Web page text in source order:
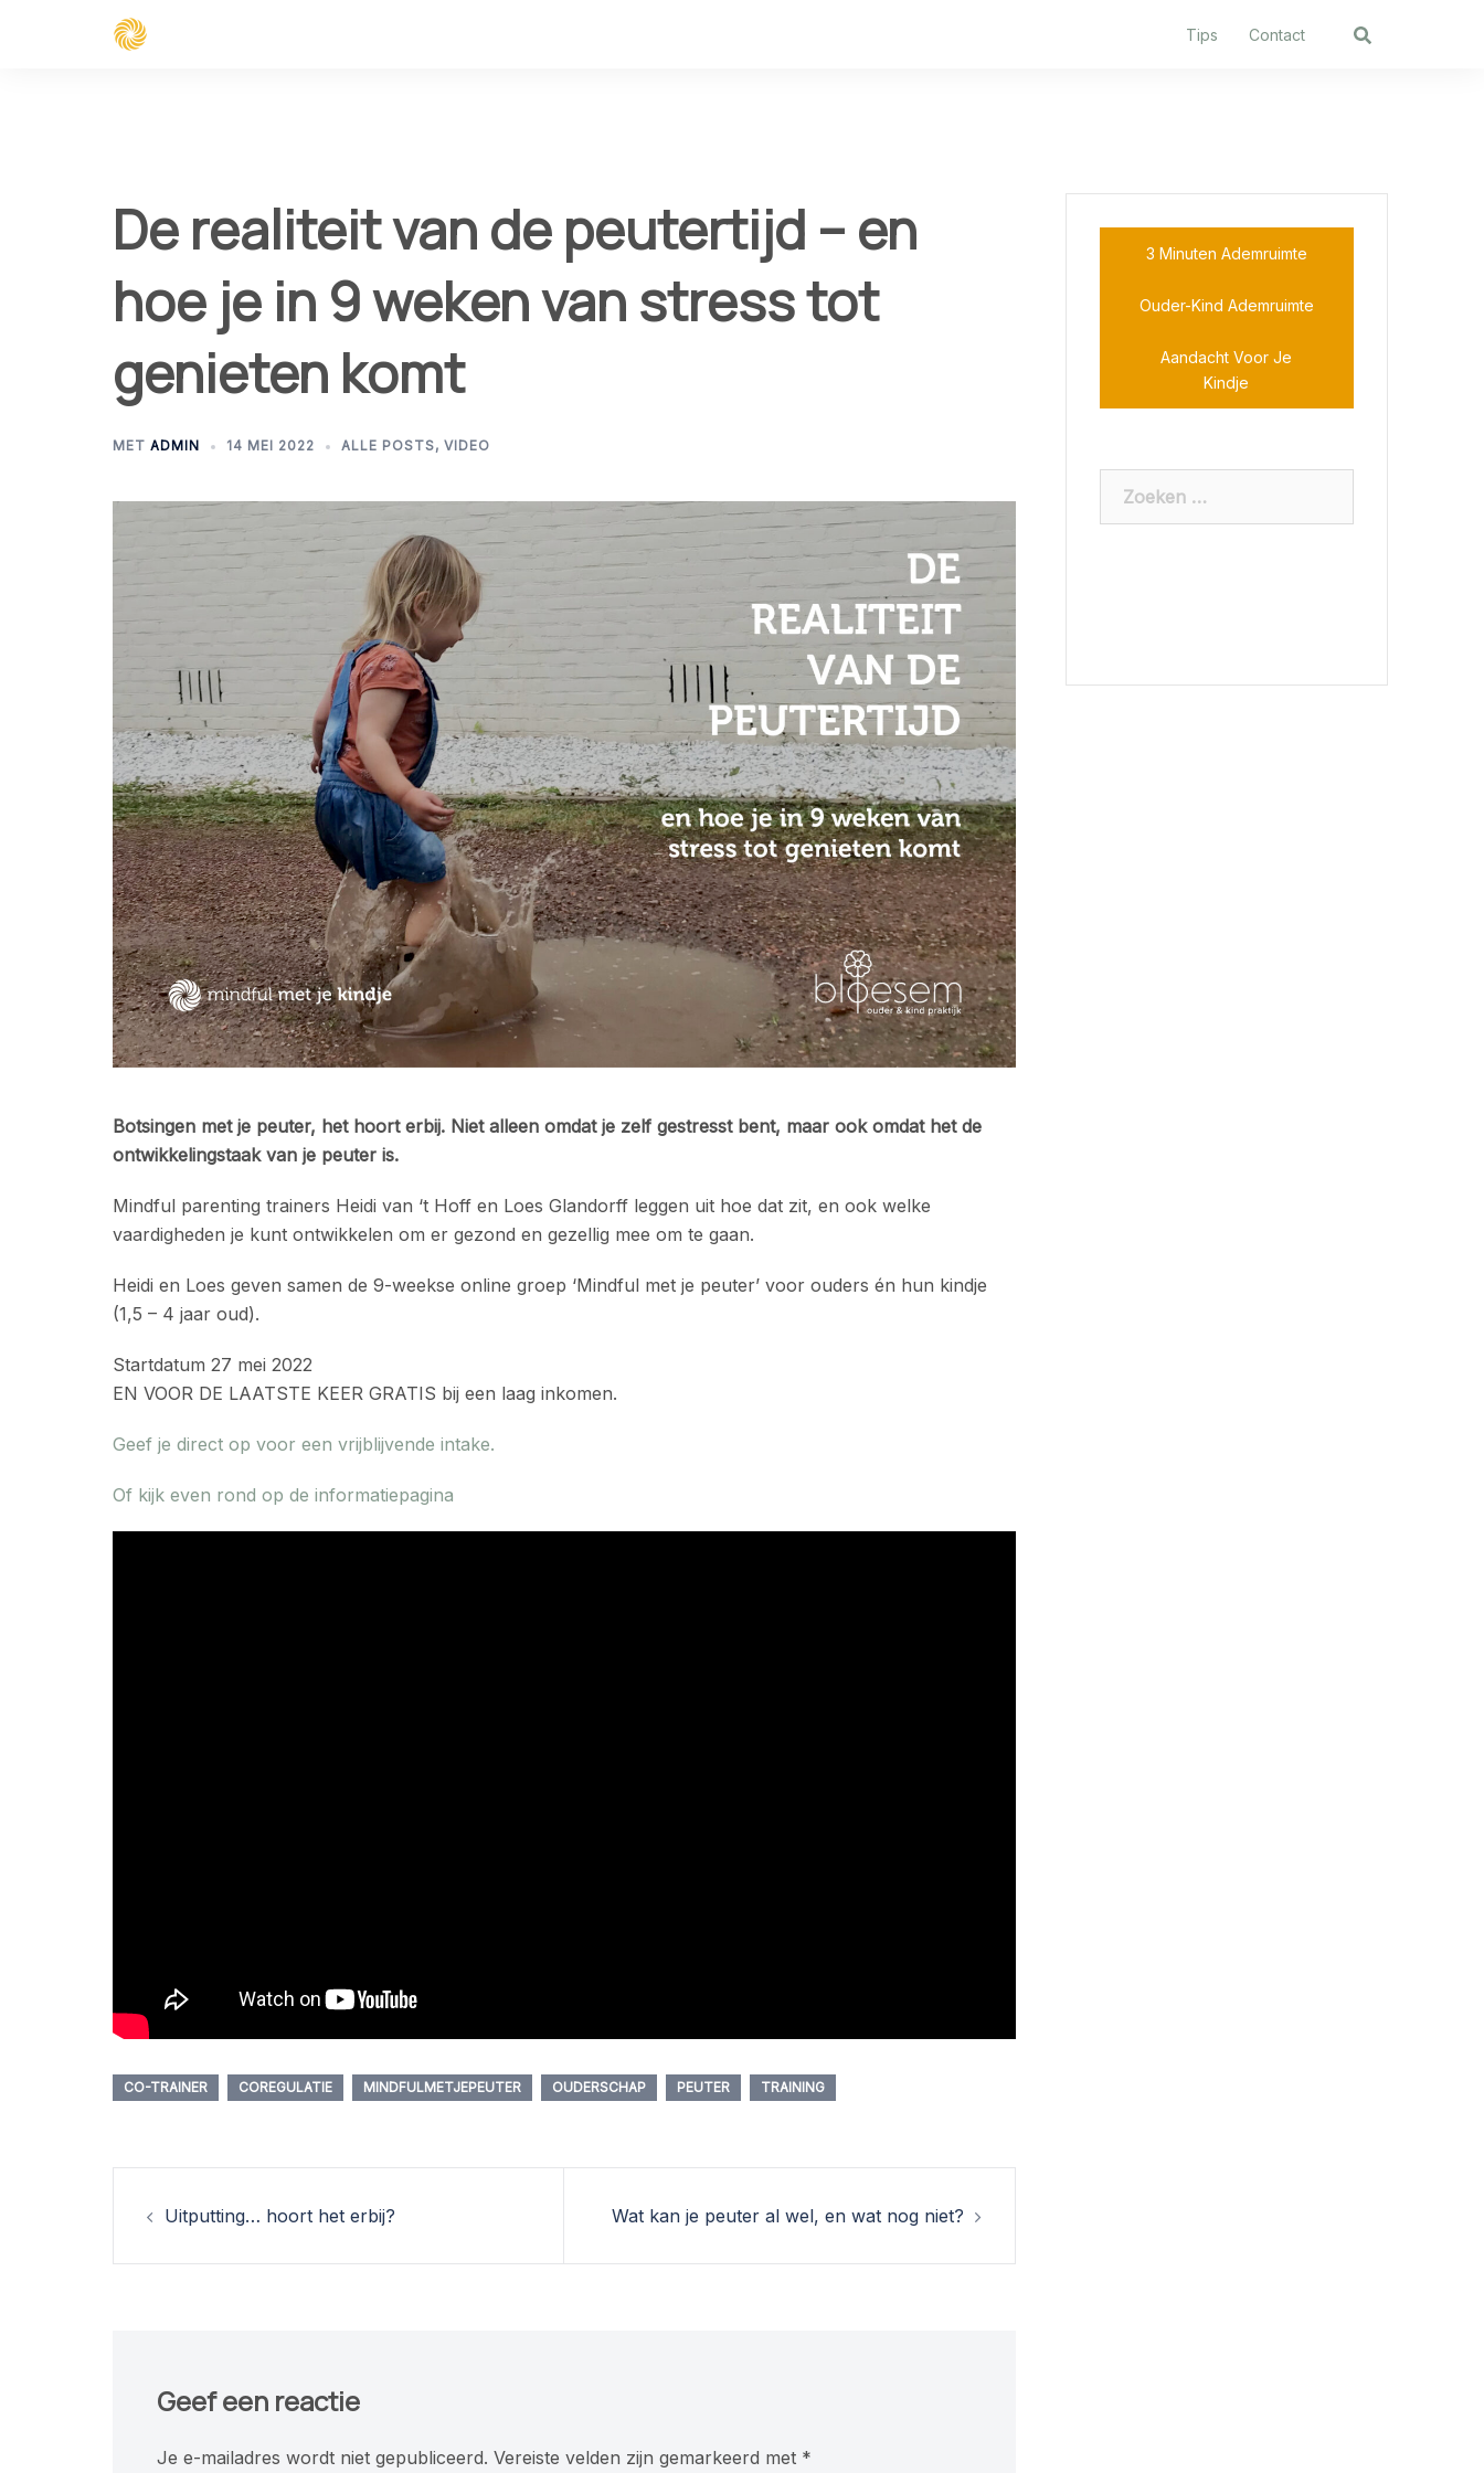
Tips Contact
De realiteit van de peutertijd – en
hoe je in 9 weken van stress tot
genieten komt
MET ADMIN 14 MEI 2022 ALLE POSTS, VIDEO
Botsingen met je peuter, het hoort erbij. Niet alleen omdat je zelf gestresst bent, maar ook omdat het de
ontwikkelingstaak van je peuter is.
Mindful parenting trainers Heidi van ‘t Hoff en Loes Glandorff leggen uit hoe dat zit, en ook welke
vaardigheden je kunt ontwikkelen om er gezond en gezellig mee om te gaan.
Heidi en Loes geven samen de 9-weekse online groep ‘Mindful met je peuter’ voor ouders én hun kindje
(1,5 – 4 jaar oud).
Startdatum 27 mei 2022
EN VOOR DE LAATSTE KEER GRATIS bij een laag inkomen.
Geef je direct op voor een vrijblijvende intake.
Of kijk even rond op de informatiepagina
CO-TRAINER COREGULATIE MINDFULMETJEPEUTER OUDERSCHAP PEUTER TRAINING
Berichtnavigatie
Uitputting… hoort het erbij? Wat kan je peuter al wel, en wat nog niet?
Geef een reactie
Je e-mailadres wordt niet gepubliceerd. Vereiste velden zijn gemarkeerd met *
3 Minuten Ademruimte
Ouder-Kind Ademruimte
Aandacht Voor Je
Kindje